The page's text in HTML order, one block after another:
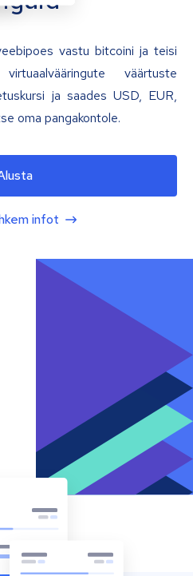
vastu bitcoini ja teisi
väärtuste
ja saades USD, EUR,
oma pangakontole.
infot